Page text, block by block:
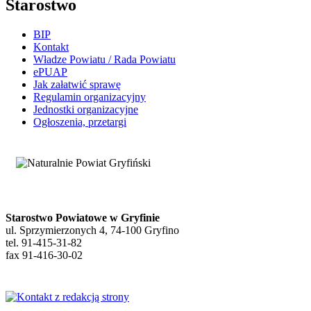
Starostwo
BIP
Kontakt
Władze Powiatu / Rada Powiatu
ePUAP
Jak załatwić sprawę
Regulamin organizacyjny
Jednostki organizacyjne
Ogłoszenia, przetargi
Starostwo Powiatowe w Gryfinie
ul. Sprzymierzonych 4, 74-100 Gryfino
tel. 91-415-31-82
fax 91-416-30-02